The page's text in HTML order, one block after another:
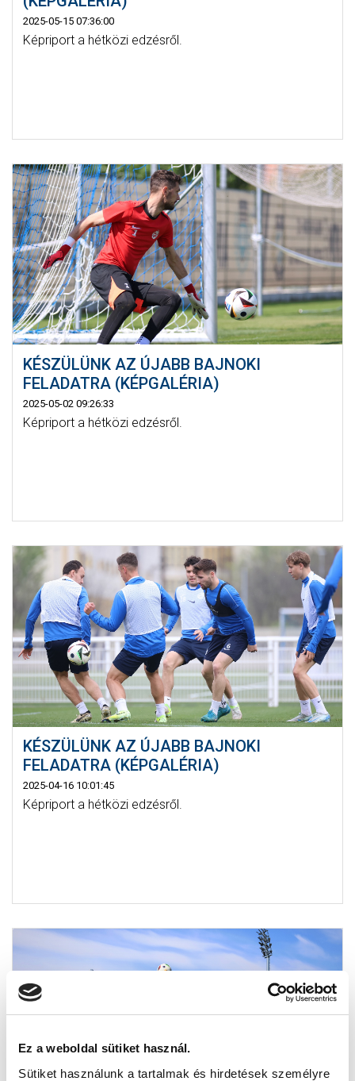
Ez a weboldal sütiket használ.
Sütiket használunk a tartalmak és hirdetések személyre
2025-05-15 07:36:00
Képriport a hétközi edzésről.
KÉSZÜLÜNK AZ ÚJABB BAJNOKI
FELADATRA (KÉPGALÉRIA)
2025-05-02 09:26:33
Képriport a hétközi edzésről.
KÉSZÜLÜNK AZ ÚJABB BAJNOKI
FELADATRA (KÉPGALÉRIA)
2025-04-16 10:01:45
Képriport a hétközi edzésről.